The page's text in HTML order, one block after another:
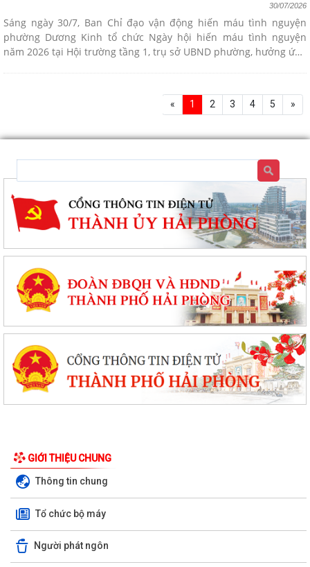
30/07/2026
Sáng ngày 30/7, Ban Chỉ đạo vận động hiến máu tình nguyện
phường Dương Kinh tổ chức Ngày hội hiến máu tình nguyện
năm 2026 tại Hội trường tầng 1, trụ sở UBND phường, hưởng ứng
« 1 2 3 4 5 »
GIỚI THIỆU CHUNG
Thông tin chung
Tổ chức bộ máy
Người phát ngôn